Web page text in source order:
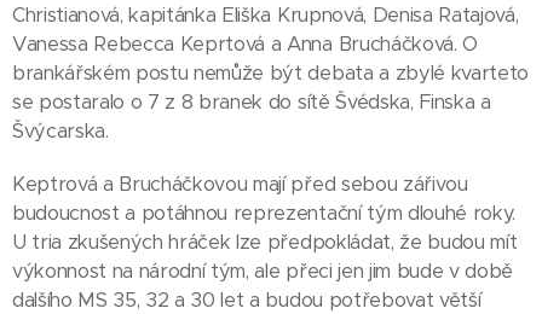
Christianová, kapitánka Eliška Krupnová, Denisa Ratajová,
Vanessa Rebecca Keprtová a Anna Brucháčková. O
brankářském postu nemůže být debata a zbylé kvarteto
se postaralo o 7 z 8 branek do sítě Švédska, Finska a
Švýcarska.
Keptrová a Brucháčkovou mají před sebou zářivou
budoucnost a potáhnou reprezentační tým dlouhé roky.
U tria zkušených hráček lze předpokládat, že budou mít
výkonnost na národní tým, ale přeci jen jim bude v době
dalšího MS 35, 32 a 30 let a budou potřebovat větší